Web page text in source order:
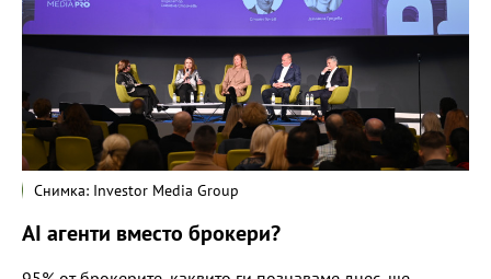
Снимка: Investor Media Group
AI агенти вместо брокери?